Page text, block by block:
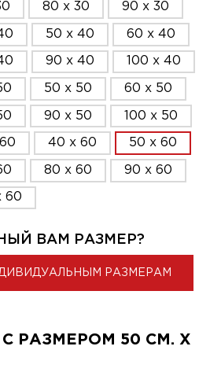
80 x 30 90 x 30
50 x 40 60 x 40
90 x 40 100 x 40
50 x 50 60 x 50
90 x 50 100 x 50
40 x 60 50 x 60
80 x 60 90 x 60
60
ВАМ РАЗМЕР?
РАЗМЕРАМ
РАЗМЕРОМ 50 СМ. X